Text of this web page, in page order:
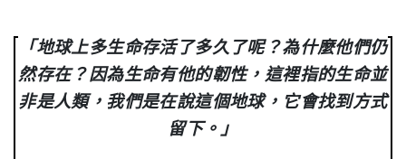
「地球上多生命存活了多久了呢？為什麼他們仍
然存在？因為生命有他的韌性，這裡指的生命並
非是人類，我們是在說這個地球，它會找到方式
留下。」